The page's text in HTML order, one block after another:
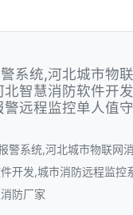
系统,河北城市物
北智慧消防软件开
远程监控单人值
警系统,河北城市物联网
开发,城市消防远程监控
防厂家